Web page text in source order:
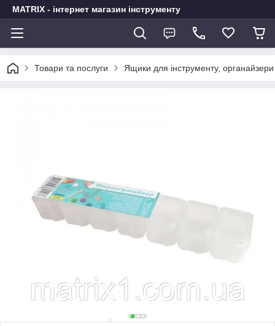
MATRIX - інтернет магазин інструменту
Товари та послуги Ящики для інструменту, органайзери